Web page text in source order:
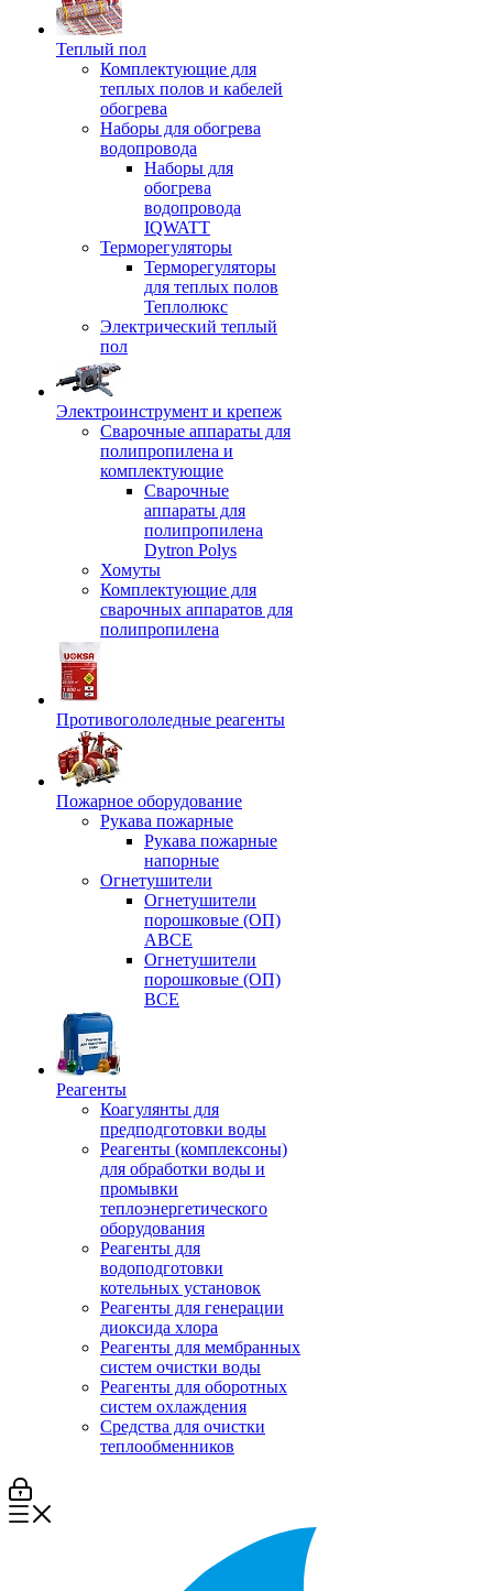
Теплый пол
Комплектующие для
теплых полов и кабелей
обогрева
Наборы для обогрева
водопровода
Наборы для
обогрева
водопровода
IQWATT
Терморегуляторы
Терморегуляторы
для теплых полов
Теплолюкс
Электрический теплый
пол
Электроинструмент и крепеж
Сварочные аппараты для
полипропилена и
комплектующие
Сварочные
аппараты для
полипропилена
Dytron Polys
Хомуты
Комплектующие для
сварочных аппаратов для
полипропилена
Противогололедные реагенты
Пожарное оборудование
Рукава пожарные
Рукава пожарные
напорные
Огнетушители
Огнетушители
порошковые (ОП)
АВСЕ
Огнетушители
порошковые (ОП)
ВСЕ
Реагенты
Коагулянты для
предподготовки воды
Реагенты (комплексоны)
для обработки воды и
промывки
теплоэнергетического
оборудования
Реагенты для
водоподготовки
котельных установок
Реагенты для генерации
диоксида хлора
Реагенты для мембранных
систем очистки воды
Реагенты для оборотных
систем охлаждения
Средства для очистки
теплообменников